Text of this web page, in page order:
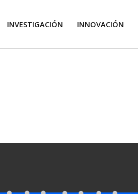
INVESTIGACIÓN INNOVACIÓN